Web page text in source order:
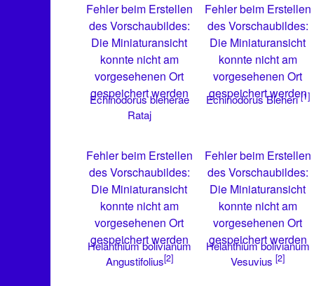
Fehler beim Erstellen
des Vorschaubildes:
Die Miniaturansicht
konnte nicht am
vorgesehenen Ort
gespeichert werden
Echinodorus bleherae
Rataj
Fehler beim Erstellen
des Vorschaubildes:
Die Miniaturansicht
konnte nicht am
vorgesehenen Ort
gespeichert werden
Echinodorus Bleheri [1]
Fehler beim Erstellen
des Vorschaubildes:
Die Miniaturansicht
konnte nicht am
vorgesehenen Ort
gespeichert werden
Helanthium bolivianum
Angustifolius[2]
Fehler beim Erstellen
des Vorschaubildes:
Die Miniaturansicht
konnte nicht am
vorgesehenen Ort
gespeichert werden
Helanthium bolivianum
Vesuvius [2]